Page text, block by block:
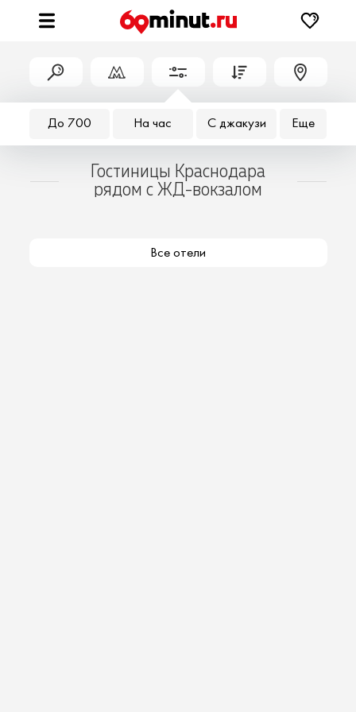
До 700 На час С джакузи Еще
Гостиницы Краснодара
рядом с ЖД-вокзалом
Все отели